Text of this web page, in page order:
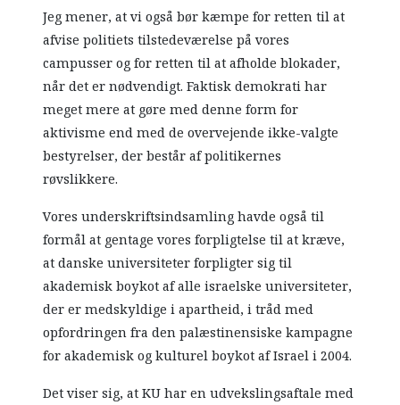
Jeg mener, at vi også bør kæmpe for retten til at
afvise politiets tilstedeværelse på vores
campusser og for retten til at afholde blokader,
når det er nødvendigt. Faktisk demokrati har
meget mere at gøre med denne form for
aktivisme end med de overvejende ikke-valgte
bestyrelser, der består af politikernes
røvslikkere.
Vores underskriftsindsamling havde også til
formål at gentage vores forpligtelse til at kræve,
at danske universiteter forpligter sig til
akademisk boykot af alle israelske universiteter,
der er medskyldige i apartheid, i tråd med
opfordringen fra den palæstinensiske kampagne
for akademisk og kulturel boykot af Israel i 2004.
Det viser sig, at KU har en udvekslingsaftale med